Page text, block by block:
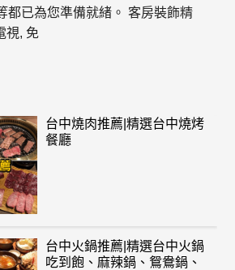
都已為您準備就緒。 客房裝飾精
視, 免
台中燒肉推薦|精選台中燒烤
餐廳
台中火鍋推薦|精選台中火鍋
吃到飽、麻辣鍋、鴛鴦鍋、